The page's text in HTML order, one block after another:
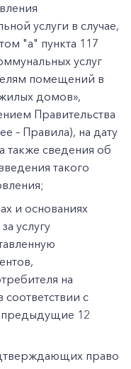
услуги в случае,
"а" пункта 117
услуг
помещений в
домов»,
Правительства
– Правила), на дату
также сведения об
такого
и основаниях
услугу
на
соответствии с
предыдущие 12
право